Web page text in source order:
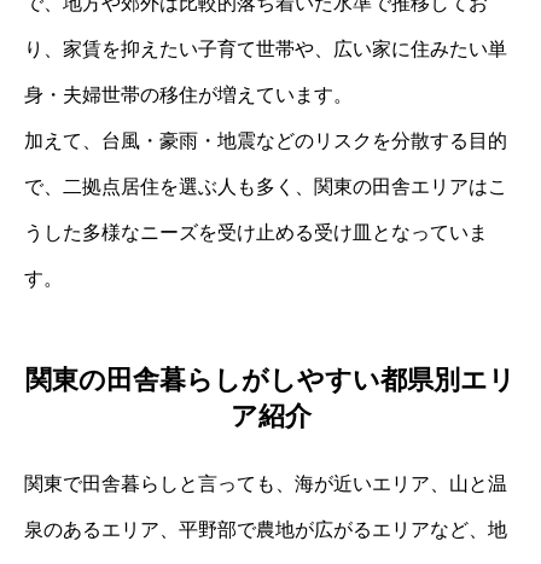
り、家賃を抑えたい子育て世帯や、広い家に住みたい単
身・夫婦世帯の移住が増えています。
加えて、台風・豪雨・地震などのリスクを分散する目的
で、二拠点居住を選ぶ人も多く、関東の田舎エリアはこ
うした多様なニーズを受け止める受け皿となっていま
す。
関東の田舎暮らしがしやすい都県別エリ
ア紹介
関東で田舎暮らしと言っても、海が近いエリア、山と温
泉のあるエリア、平野部で農地が広がるエリアなど、地